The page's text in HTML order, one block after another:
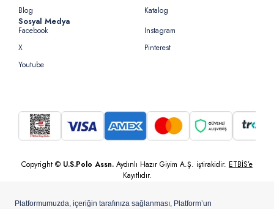
Blog
Katalog
Sosyal Medya
Facebook
Instagram
X
Pinterest
Youtube
Copyright © U.S.Polo Assn. Aydınlı Hazır Giyim A.Ş. iştirakidir. ETBİS’e
Kayıtlıdır.